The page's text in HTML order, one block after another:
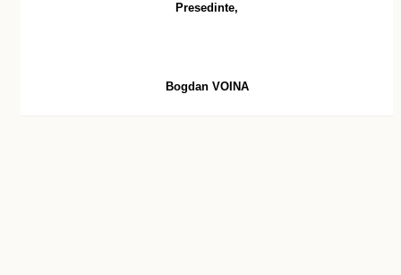
Presedinte,
Bogdan VOINA